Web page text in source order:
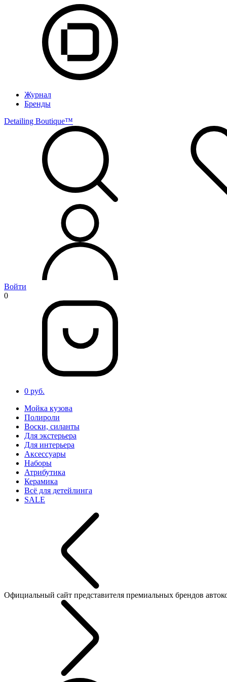
Журнал
Бренды
Detailing Boutique™️
Войти
0
0 руб.
Мойка кузова
Полироли
Воски, силанты
Для экстерьера
Для интерьера
Аксессуары
Наборы
Атрибутика
Керамика
Всё для детейлинга
SALE
Официальный сайт представителя премиальных брендов